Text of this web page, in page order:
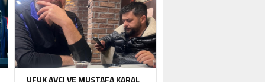
UFUK AVCI VE MUSTAFA KARAL